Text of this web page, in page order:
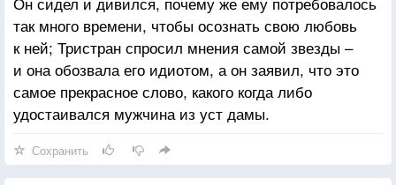
так много времени, чтобы осознать свою любовь
к ней; Тристран спросил мнения самой звезды –
и она обозвала его идиотом, а он заявил, что это
самое прекрасное слово, какого когда либо
удостаивался мужчина из уст дамы.
Сохранить